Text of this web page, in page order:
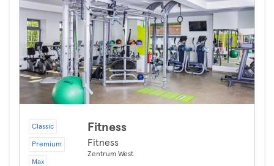
Classic
Premium
Max
Fitness
Fitness
Zentrum West